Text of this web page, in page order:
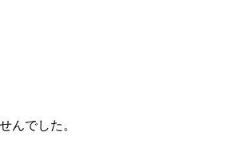
んでした。